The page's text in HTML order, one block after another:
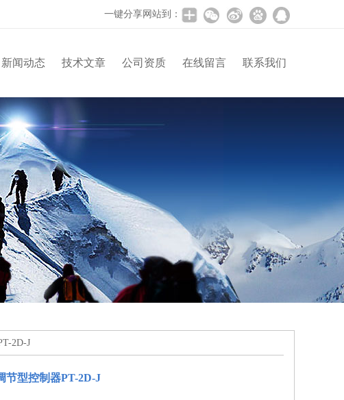
一键分享网站到：
新闻动态 技术文章 公司资质 在线留言 联系我们
2D-J
节型控制器PT-2D-J